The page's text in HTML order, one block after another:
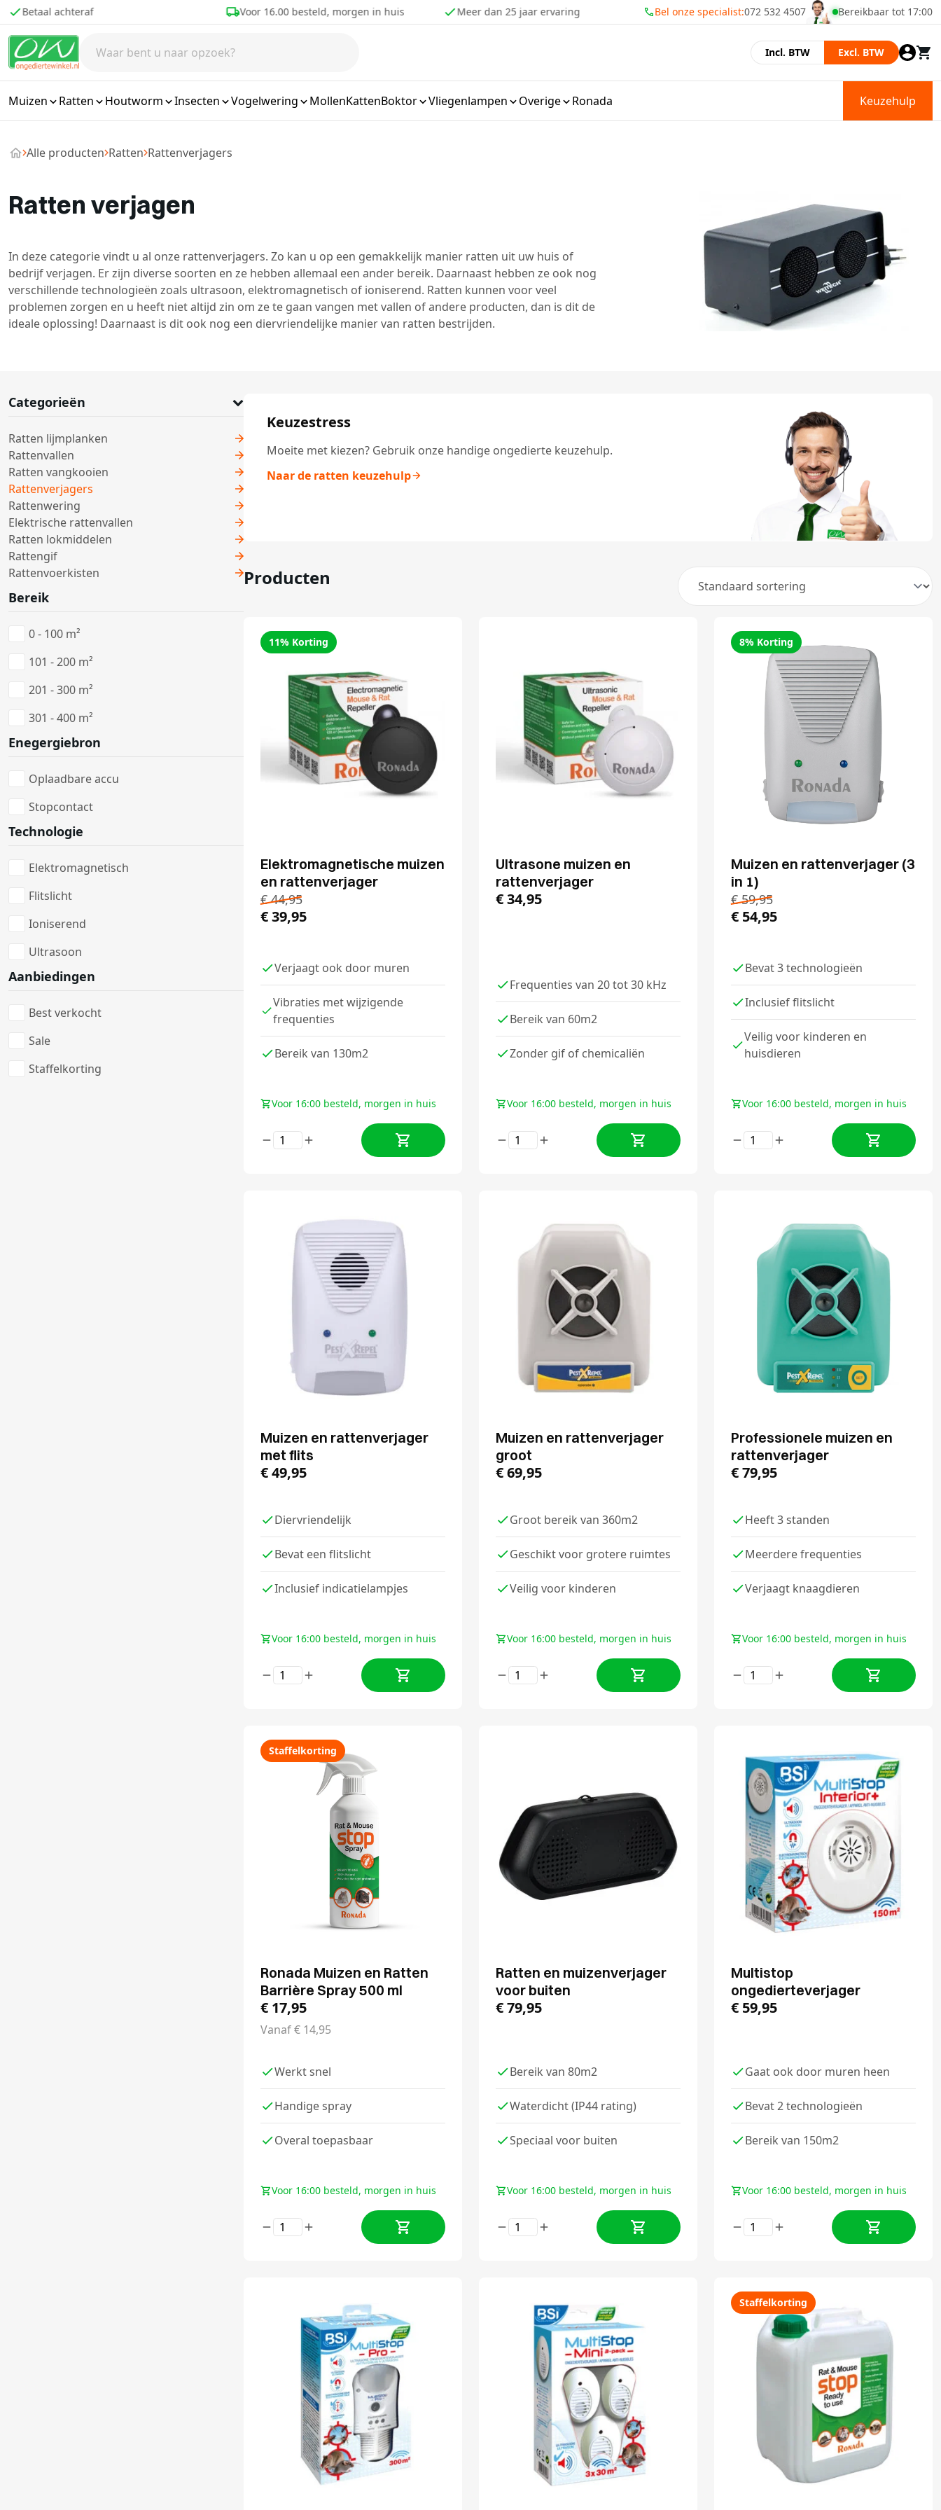
Ga naar de inhoud
Betaal achteraf Voor 16.00 besteld, morgen in huis Meer dan 25 jaar ervaring Bel onze specialist:072 532 4507
Wij zijn geopend
Bereikbaar tot 17:00
Incl. BTW Excl. BTW
Muizen Ratten Houtworm Insecten Vogelwering MollenKattenBoktor Vliegenlampen Overige Ronada Keuzehulp
Alle producten Ratten Rattenverjagers
Ratten verjagen
In deze categorie vindt u al onze rattenverjagers. Zo kan u op een gemakkelijk manier ratten uit uw huis of
bedrijf verjagen. Er zijn diverse soorten en ze hebben allemaal een ander bereik. Daarnaast hebben ze ook nog
verschillende technologieën zoals ultrasoon, elektromagnetisch of ioniserend. Ratten kunnen voor veel
problemen zorgen en u heeft niet altijd zin om ze te gaan vangen met vallen of andere producten, dan is dit de
ideale oplossing! Daarnaast is dit ook nog een diervriendelijke manier van ratten bestrijden.
Categorieën
Ratten lijmplanken
Rattenvallen
Ratten vangkooien
Rattenverjagers
Rattenwering
Elektrische rattenvallen
Ratten lokmiddelen
Rattengif
Rattenvoerkisten
Bereik
0 - 100 m²
101 - 200 m²
201 - 300 m²
301 - 400 m²
Enegergiebron
Oplaadbare accu
Stopcontact
Technologie
Elektromagnetisch
Flitslicht
Ioniserend
Ultrasoon
Aanbiedingen
Best verkocht
Sale
Staffelkorting
Keuzestress
Moeite met kiezen? Gebruik onze handige ongedierte keuzehulp.
Naar de ratten keuzehulp
Producten
11% Korting
Elektromagnetische muizen
en rattenverjager
€44,95
€39,95
Verjaagt ook door muren
Vibraties met wijzigende
frequenties
Bereik van 130m2
Voor 16:00 besteld, morgen in huis
Ultrasone muizen en
rattenverjager
€34,95
Frequenties van 20 tot 30 kHz
Bereik van 60m2
Zonder gif of chemicaliën
Voor 16:00 besteld, morgen in huis
8% Korting
Muizen en rattenverjager (3
in 1)
€59,95
€ 54,95
Bevat 3 technologieën
Inclusief flitslicht
Veilig voor kinderen en
huisdieren
Voor 16:00 besteld, morgen in huis
Muizen en rattenverjager
met flits
€49,95
Diervriendelijk
Bevat een flitslicht
Inclusief indicatielampjes
Voor 16:00 besteld, morgen in huis
Muizen en rattenverjager
groot
€69,95
Groot bereik van 360m2
Geschikt voor grotere ruimtes
Veilig voor kinderen
Voor 16:00 besteld, morgen in huis
Professionele muizen en
rattenverjager
€79,95
Heeft 3 standen
Meerdere frequenties
Verjaagt knaagdieren
Voor 16:00 besteld, morgen in huis
Staffelkorting
Ronada Muizen en Ratten
Barrière Spray 500 ml
€ 17,95
Vanaf€ 14,95
Werkt snel
Handige spray
Overal toepasbaar
Voor 16:00 besteld, morgen in huis
Ratten en muizenverjager
voor buiten
€79,95
Bereik van 80m2
Waterdicht (IP44 rating)
Speciaal voor buiten
Voor 16:00 besteld, morgen in huis
Multistop
ongedierteverjager
€ 59,95
Gaat ook door muren heen
Bevat 2 technologieën
Bereik van 150m2
Voor 16:00 besteld, morgen in huis
Staffelkorting